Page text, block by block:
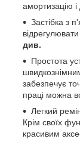
амортизацію і
Застібка з
див.
Простота
забезпечує
праці можна
Легкий
Крім своїх
красивим